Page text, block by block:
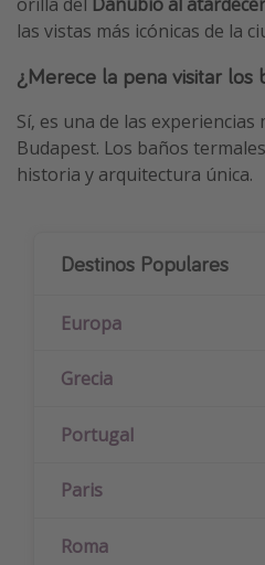
las vistas más icónicas de la
¿Merece la pena visitar los
Sí, es una de las
Budapest. Los baños
historia y arquitectura única.
Destinos Populares
Europa
Grecia
Portugal
Paris
Roma